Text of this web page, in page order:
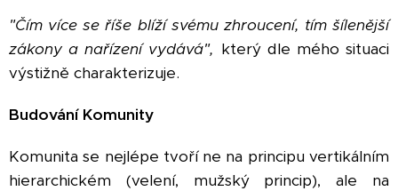
"Čím více se říše blíží svému zhroucení, tím šílenější
zákony a nařízení vydává", který dle mého situaci
výstižně charakterizuje.
Budování Komunity
Komunita se nejlépe tvoří ne na principu vertikálním
hierarchickém (velení, mužský princip), ale na